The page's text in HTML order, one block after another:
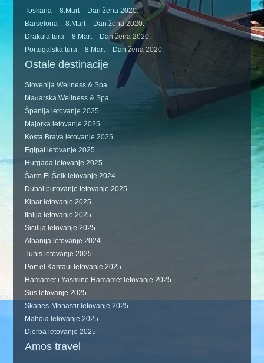
Toskana – 8.Mart – Dan žena 2020.
Barselona – 8.Mart – Dan žena 2020.
Drakula tura – 8.Mart – Dan žena 2020.
Portugalska tura – 8.Mart – Dan žena 2020.
Ostale destinacije
Slovenija Wellness & Spa
Mađarska Wellness & Spa
Španija letovanje 2025
Majorka letovanje 2025
Kosta Brava letovanje 2025
Egipat letovanje 2025
Hurgada letovanje 2025
Šarm El Šeik letovanje 2024.
Dubai putovanje letovanje 2025
Kipar letovanje 2025
Italija letovanje 2025
Sicilija letovanje 2025
Albanija letovanje 2024.
Tunis letovanje 2025
Port el Kantaui letovanje 2025
Hamamet i Yasmine Hamamet letovanje 2025
Sus letovanje 2025
Skanes-Monastir letovanje 2025
Mahdia letovanje 2025
Djerba letovanje 2025
Amos travel